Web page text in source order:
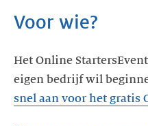
Voor wie?
Het Online
eigen bedrijf wil
snel aan voor het gratis